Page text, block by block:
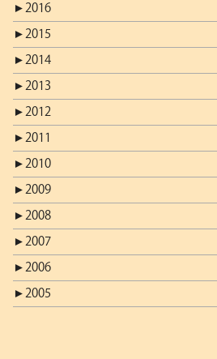
► 2016
► 2015
► 2014
► 2013
► 2012
► 2011
► 2010
► 2009
► 2008
► 2007
► 2006
► 2005